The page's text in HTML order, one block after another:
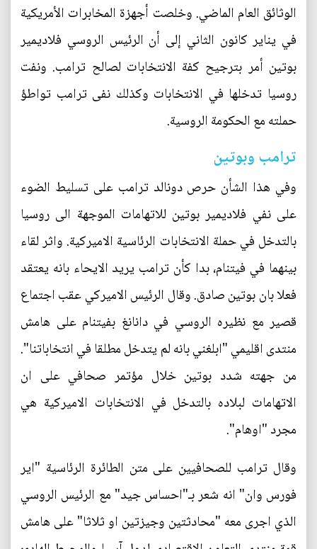
الوثائق العام الماضي. وخلصت أجهزة المخابرات الأمريكية
في يناير كانون الثاني إلى أن الرئيس الروسي فلاديمير
بوتين أمر بترجيح كفة الانتخابات لصالح ترامب. ونفت
روسيا تدخلها في الانتخابات وكذلك نفى ترامب تواطؤ
حملته مع الحكومة الروسية.
ترامب وبوتين
وفي هذا الشأن حرص دونالد ترامب على تسليط الضوء
على نفي فلاديمير بوتين للاتهامات الموجهة الى روسيا
بالتدخل في حملة الانتخابات الرئاسية الاميركية. واثر لقاء
بينهما في فيتنام، بدا كأن ترامب يريد الايحاء بانه يعتقد
فعلا بان بوتين صادق. وقال الرئيس الاميركي عقب اجتماع
قصير مع نظيره الروسي في دانانغ بفيتنام على هامش
منتدى اقليمي "ابلغني بانه لم يتدخل مطلقا في انتخاباتنا".
من جهته شدد بوتين خلال مؤتمر صحافي على ان
الاتهامات لبلاده بالتدخل في الانتخابات الاميركية هي
مجرد "اوهام".
وقال ترامب للصحافيين على متن الطائرة الرئاسية "اير
فورس وان" انه شعر بـ"احساس جيد" مع الرئيس الروسي
الذي اجرى معه "محادثتين وجيزتين او ثلاثا" على هامش